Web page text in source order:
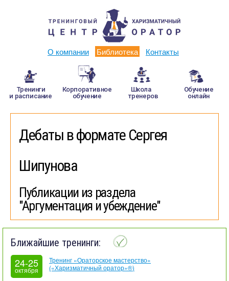
О компании Библиотека Контакты
Тренинги
и расписание
Корпоративное
обучение
Школа
тренеров
Обучение
онлайн
Дебаты в формате Сергея
Шипунова
Публикации из раздела
"Аргументация и убеждение"
Ближайшие тренинги:
24-25
октября
Тренинг «Ораторское мастерство»
(«Харизматичный оратор»®)